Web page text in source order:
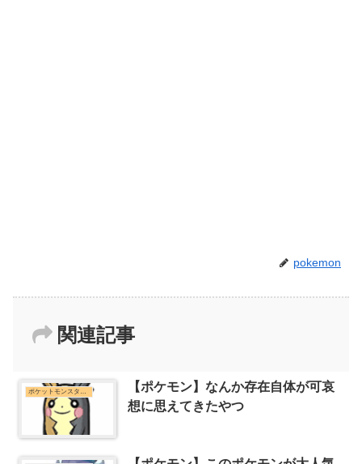
pokemon
関連記事
ポケットモンスターシリーズまとめ
【ポケモン】なんか存在自体が可哀
想に思えてきたやつ